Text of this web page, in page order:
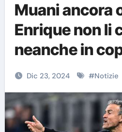
Muani ancora
Enrique non li
neanche in
Dic 23, 2024 #Notizie